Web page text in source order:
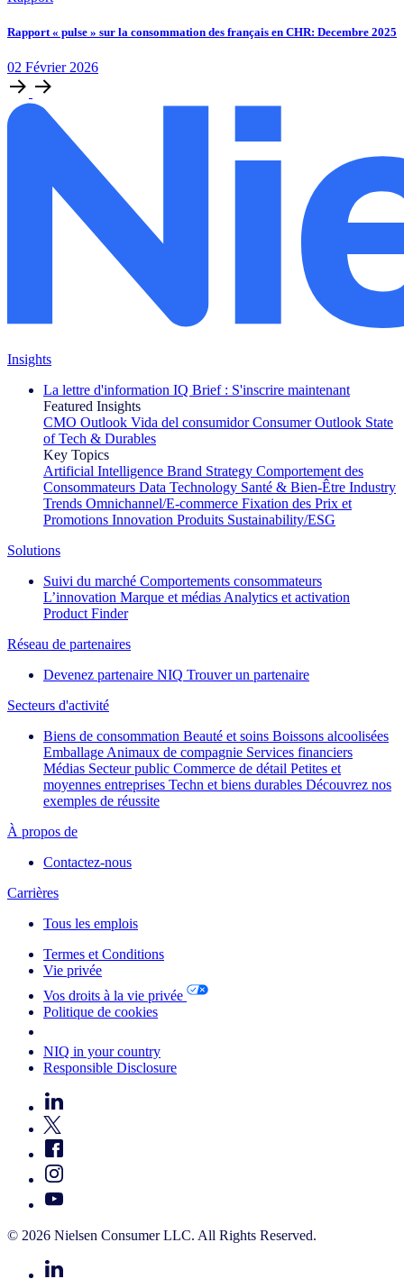
Rapport « pulse » sur la consommation des français en CHR: Decembre 2025
02 Février 2026
Insights
La lettre d'information IQ Brief : S'inscrire maintenant
Featured Insights
CMO Outlook Vida del consumidor Consumer Outlook State
of Tech & Durables
Key Topics
Artificial Intelligence Brand Strategy Comportement des
Consommateurs Data Technology Santé & Bien-Être Industry
Trends Omnichannel/E-commerce Fixation des Prix et
Promotions Innovation Produits Sustainability/ESG
Solutions
Suivi du marché Comportements consommateurs
L’innovation Marque et médias Analytics et activation
Product Finder
Réseau de partenaires
Devenez partenaire NIQ Trouver un partenaire
Secteurs d'activité
Biens de consommation Beauté et soins Boissons alcoolisées
Emballage Animaux de compagnie Services financiers
Médias Secteur public Commerce de détail Petites et
moyennes entreprises Techn et biens durables Découvrez nos
exemples de réussite
À propos de
Contactez-nous
Carrières
Tous les emplois
Termes et Conditions
Vie privée
Vos droits à la vie privée
Politique de cookies
NIQ in your country
Responsible Disclosure
© 2026 Nielsen Consumer LLC. All Rights Reserved.